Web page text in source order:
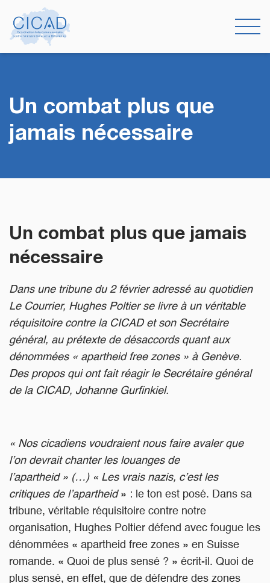
Un combat plus que
jamais nécessaire
Un combat plus que jamais
nécessaire
Dans une tribune du 2 février adressé au quotidien
Le Courrier, Hughes Poltier se livre à un véritable
réquisitoire contre la CICAD et son Secrétaire
général, au prétexte de désaccords quant aux
dénommées « apartheid free zones » à Genève.
Des propos qui ont fait réagir le Secrétaire général
de la CICAD, Johanne Gurfinkiel.
« Nos cicadiens voudraient nous faire avaler que
l’on devrait chanter les louanges de
l’apartheid » (…) « Les vrais nazis, c’est les
critiques de l’apartheid» : le ton est posé. Dans sa
tribune, véritable réquisitoire contre notre
organisation, Hughes Poltier défend avec fougue les
dénommées « apartheid free zones » en Suisse
romande. « Quoi de plus sensé ? » écrit-il. Quoi de
plus sensé, en effet, que de défendre des zones